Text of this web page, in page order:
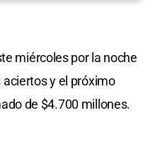
miércoles por la noche
y el próximo
de $4.700 millones.